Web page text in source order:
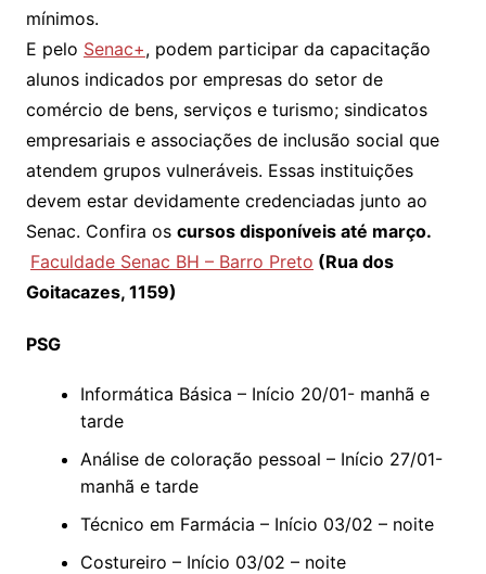
mínimos.
E pelo Senac+, podem participar da capacitação
alunos indicados por empresas do setor de
comércio de bens, serviços e turismo; sindicatos
empresariais e associações de inclusão social que
atendem grupos vulneráveis. Essas instituições
devem estar devidamente credenciadas junto ao
Senac. Confira os cursos disponíveis até março.
Faculdade Senac BH – Barro Preto (Rua dos
Goitacazes, 1159)
PSG
Informática Básica – Início 20/01- manhã e
tarde
Análise de coloração pessoal – Início 27/01-
manhã e tarde
Técnico em Farmácia – Início 03/02 – noite
Costureiro – Início 03/02 – noite